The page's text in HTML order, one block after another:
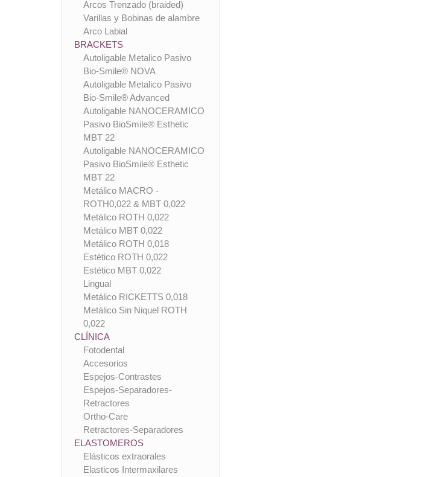
Arcos Trenzado (braided)
Varillas y Bobinas de alambre
Arco Labial
BRACKETS
Autoligable Metalico Pasivo
Bio-Smile® NOVA
Autoligable Metalico Pasivo
Bio-Smile® Advanced
Autoligable NANOCERAMICO
Pasivo BioSmile® Esthetic
MBT 22
Autoligable NANOCERAMICO
Pasivo BioSmile® Esthetic
MBT 22
Metálico MACRO -
ROTH0,022 & MBT 0,022
Metálico ROTH 0,022
Metálico MBT 0,022
Metálico ROTH 0,018
Estético ROTH 0,022
Estético MBT 0,022
Lingual
Metálico RICKETTS 0,018
Metálico Sin Niquel ROTH
0,022
CLÍNICA
Fotodental
Accesorios
Espejos-Contrastes
Espejos-Separadores-
Retractores
Ortho-Care
Retractores-Separadores
ELASTOMEROS
Elásticos extraorales
Elasticos Intermaxilares